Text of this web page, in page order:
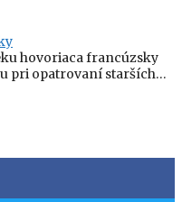
hovoriaca francúzsky
pri opatrovaní starších…